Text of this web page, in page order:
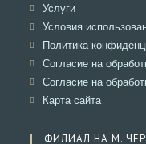
УслугиОткроется
в
вкладке
Условия
Политика
Согласие на
Согласие на
Карта сайта
ФИЛИАЛ НА М.